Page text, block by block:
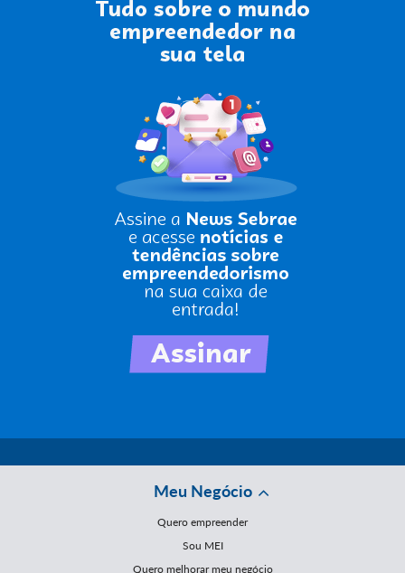
Meu Negócio
Quero empreender
Sou MEI
Quero melhorar meu negócio